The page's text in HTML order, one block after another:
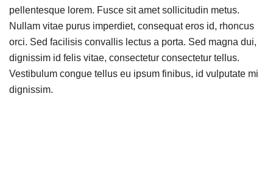
pellentesque lorem. Fusce sit amet sollicitudin metus.
Nullam vitae purus imperdiet, consequat eros id, rhoncus
orci. Sed facilisis convallis lectus a porta. Sed magna dui,
dignissim id felis vitae, consectetur consectetur tellus.
Vestibulum congue tellus eu ipsum finibus, id vulputate mi
dignissim.